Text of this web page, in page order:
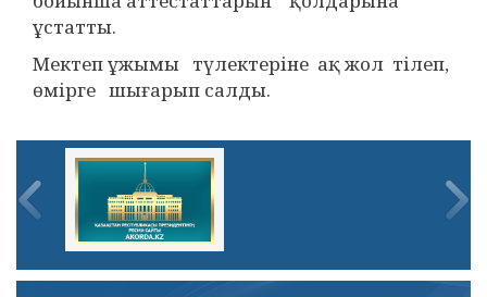
ұстатты.
Мектеп ұжымы түлектеріне ақ жол тілеп,
өмірге шығарып салды.